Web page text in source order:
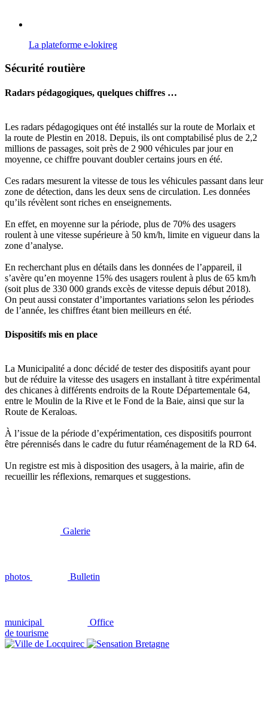
La plateforme e-lokireg
Sécurité routière
Radars pédagogiques, quelques chiffres …
Les radars pédagogiques ont été installés sur la route de Morlaix et
la route de Plestin en 2018. Depuis, ils ont comptabilisé plus de 2,2
millions de passages, soit près de 2 900 véhicules par jour en
moyenne, ce chiffre pouvant doubler certains jours en été.
Ces radars mesurent la vitesse de tous les véhicules passant dans leur
zone de détection, dans les deux sens de circulation. Les données
qu’ils révèlent sont riches en enseignements.
En effet, en moyenne sur la période, plus de 70% des usagers
roulent à une vitesse supérieure à 50 km/h, limite en vigueur dans la
zone d’analyse.
En recherchant plus en détails dans les données de l’appareil, il
s’avère qu’en moyenne 15% des usagers roulent à plus de 65 km/h
(soit plus de 330 000 grands excès de vitesse depuis début 2018).
On peut aussi constater d’importantes variations selon les périodes
de l’année, les chiffres étant bien meilleurs en été.
Dispositifs mis en place
La Municipalité a donc décidé de tester des dispositifs ayant pour
but de réduire la vitesse des usagers en installant à titre expérimental
des chicanes à différents endroits de la Route Départementale 64,
entre le Moulin de la Rive et le Fond de la Baie, ainsi que sur la
Route de Keraloas.
À l’issue de la période d’expérimentation, ces dispositifs pourront
être pérennisés dans le cadre du futur réaménagement de la RD 64.
Un registre est mis à disposition des usagers, à la mairie, afin de
recueillir les réflexions, remarques et suggestions.
Galerie
photos Bulletin
municipal
Office
de tourisme